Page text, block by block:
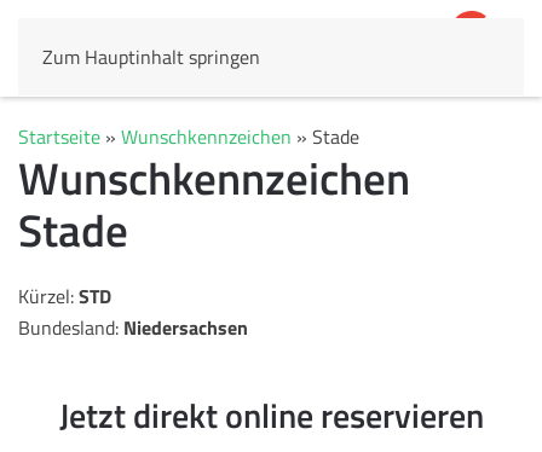
Zum Hauptinhalt springen
Startseite » Wunschkennzeichen » Stade
Wunschkennzeichen
Stade
Kürzel:STD
Bundesland: Niedersachsen
Jetzt direkt online reservieren